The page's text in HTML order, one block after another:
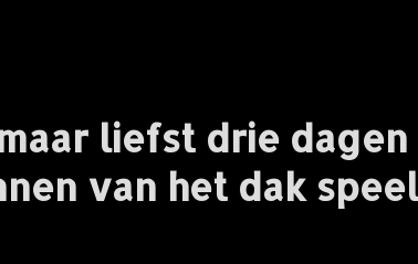
liefst drie
van het dak